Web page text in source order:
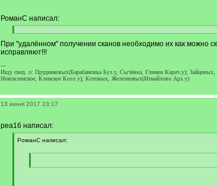
РоманС написал:
[
]
[
q
]
При "удалённом" получении сканов необходимо их как можно
исправляют!!!
---
Ищу свед. о: Прудниковых(Барабановка Буз.у, Сычёвка, Глинки Карач.у);
Новокленское, Кленское Козл.у); Котовых, Железновых(Измайлово Арз.у)
13 июня 2017 23:17
pea16 написал:
[РоманС написал:
q
[